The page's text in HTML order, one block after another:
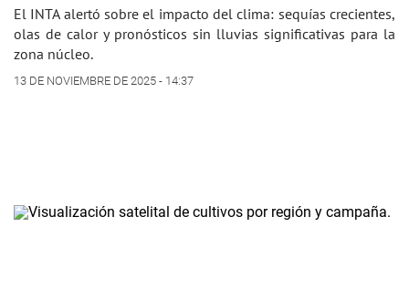
El INTA alertó sobre el impacto del clima: sequías crecientes,
olas de calor y pronósticos sin lluvias significativas para la
zona núcleo.
13 DE NOVIEMBRE DE 2025 - 14:37